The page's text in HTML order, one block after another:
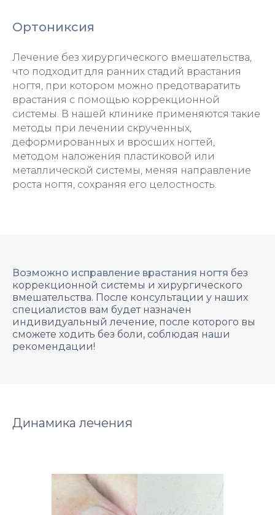
Ортониксия
Лечение без хирургического вмешательства,
что подходит для ранних стадий врастания
ногтя, при котором можно предотваратить
врастания с помощью коррекционной
системы. В нашей клинике применяются такие
методы при лечении скрученных,
деформированных и вросших ногтей,
методом наложения пластиковой или
металлической системы, меняя направление
роста ногтя, сохраняя его целостность.
Возможно исправление врастания ногтя без
коррекционной системы и хирургического
вмешательства. После консультации у наших
специалистов вам будет назначен
индивидуальный лечение, после которого вы
сможете ходить без боли, соблюдая наши
рекомендации!
Динамика лечения